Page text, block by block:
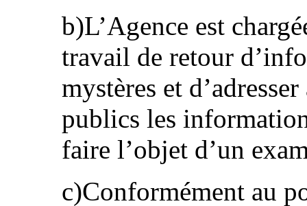
b)L’Agence est
travail de retour
mystères et
publics les
faire l’objet d’un
c)Conformément au